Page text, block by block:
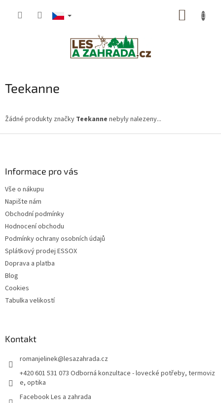
Teekanne
Žádné produkty značky Teekanne nebyly nalezeny...
Informace pro vás
Vše o nákupu
Napište nám
Obchodní podmínky
Hodnocení obchodu
Podmínky ochrany osobních údajů
Splátkový prodej ESSOX
Doprava a platba
Blog
Cookies
Tabulka velikostí
Kontakt
romanjelinek@lesazahrada.cz
+420 601 531 073 Odborná konzultace - lovecké potřeby, termoviz
e, optika
Facebook Les a zahrada